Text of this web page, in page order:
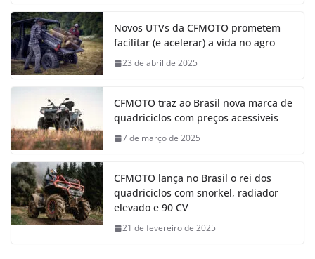
Novos UTVs da CFMOTO prometem
facilitar (e acelerar) a vida no agro
23 de abril de 2025
CFMOTO traz ao Brasil nova marca de
quadriciclos com preços acessíveis
7 de março de 2025
CFMOTO lança no Brasil o rei dos
quadriciclos com snorkel, radiador
elevado e 90 CV
21 de fevereiro de 2025